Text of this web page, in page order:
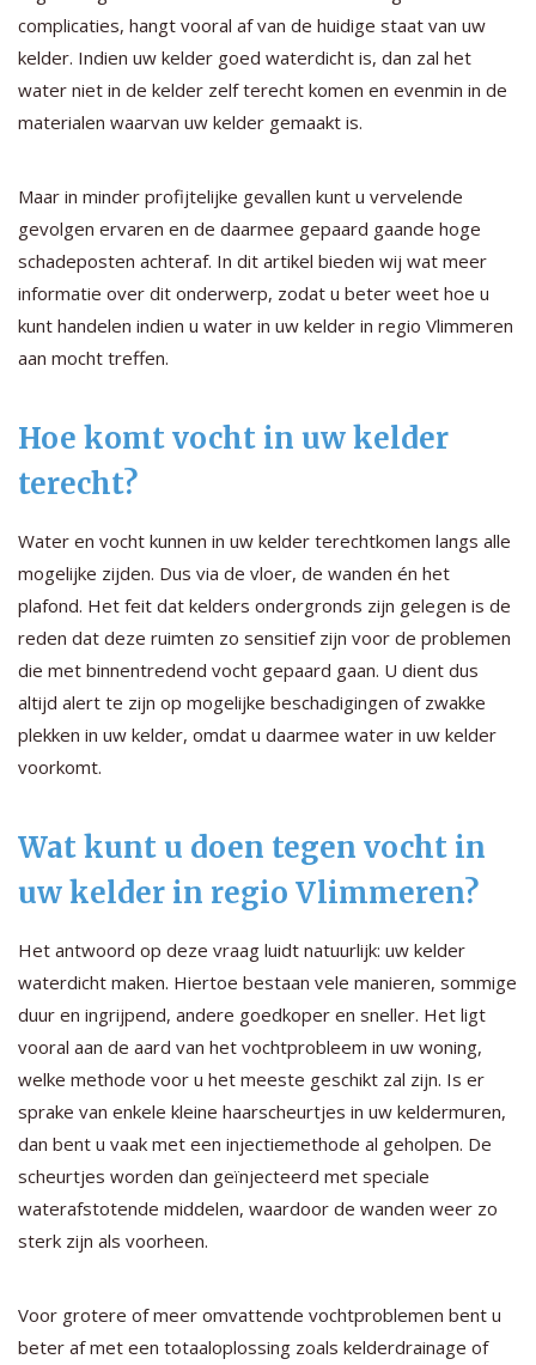
complicaties, hangt vooral af van de huidige staat van uw
kelder. Indien uw kelder goed waterdicht is, dan zal het
water niet in de kelder zelf terecht komen en evenmin in de
materialen waarvan uw kelder gemaakt is.
Maar in minder profijtelijke gevallen kunt u vervelende
gevolgen ervaren en de daarmee gepaard gaande hoge
schadeposten achteraf. In dit artikel bieden wij wat meer
informatie over dit onderwerp, zodat u beter weet hoe u
kunt handelen indien u water in uw kelder in regio Vlimmeren
aan mocht treffen.
Hoe komt vocht in uw kelder
terecht?
Water en vocht kunnen in uw kelder terechtkomen langs alle
mogelijke zijden. Dus via de vloer, de wanden én het
plafond. Het feit dat kelders ondergronds zijn gelegen is de
reden dat deze ruimten zo sensitief zijn voor de problemen
die met binnentredend vocht gepaard gaan. U dient dus
altijd alert te zijn op mogelijke beschadigingen of zwakke
plekken in uw kelder, omdat u daarmee water in uw kelder
voorkomt.
Wat kunt u doen tegen vocht in
uw kelder in regio Vlimmeren?
Het antwoord op deze vraag luidt natuurlijk: uw kelder
waterdicht maken. Hiertoe bestaan vele manieren, sommige
duur en ingrijpend, andere goedkoper en sneller. Het ligt
vooral aan de aard van het vochtprobleem in uw woning,
welke methode voor u het meeste geschikt zal zijn. Is er
sprake van enkele kleine haarscheurtjes in uw keldermuren,
dan bent u vaak met een injectiemethode al geholpen. De
scheurtjes worden dan geïnjecteerd met speciale
waterafstotende middelen, waardoor de wanden weer zo
sterk zijn als voorheen.
Voor grotere of meer omvattende vochtproblemen bent u
beter af met een totaaloplossing zoals kelderdrainage of